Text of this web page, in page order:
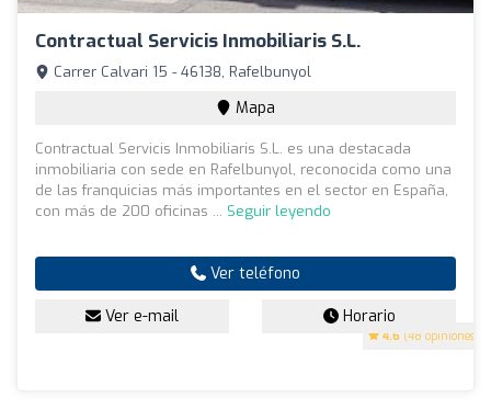
Contractual Servicis Inmobiliaris S.L.
4.6 (48 opiniones)
Carrer Calvari 15 - 46138, Rafelbunyol
Mapa
Contractual Servicis Inmobiliaris S.L. es una destacada
inmobiliaria con sede en Rafelbunyol, reconocida como una
de las franquicias más importantes en el sector en España,
con más de 200 oficinas ... Seguir leyendo
Ver teléfono
Ver e-mail Horario